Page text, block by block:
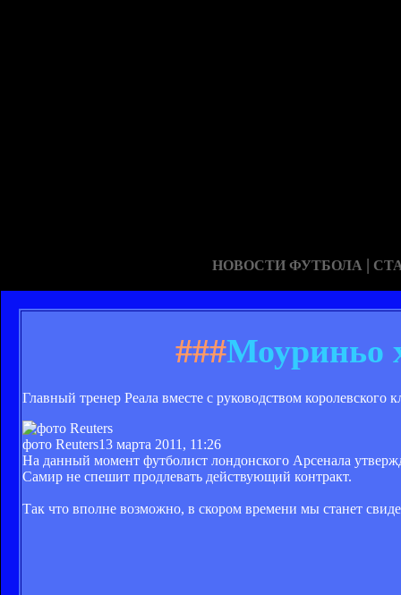
НОВОСТИ ФУТБОЛА |
###Моуриньо
Главный тренер Реала вместе с руководством
фото Reuters13 марта 2011, 11:26
На данный момент футболист лондонского Арсенала
Самир не спешит продлевать действующий контракт.
Так что вполне возможно, в скором времени мы станет